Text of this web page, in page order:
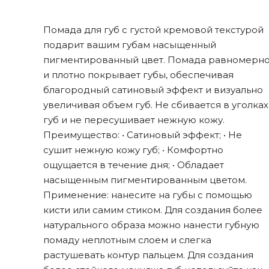
Помада для губ с густой кремовой текстурой
подарит вашим губам насыщенный
пигментированный цвет. Помада
и плотно покрывает губы, обеспечивая
благородный сатиновый эффект и визуально
увеличивая объем губ. Не сбивается в уголках
губ и не пересушивает нежную кожу.
Преимущество: • Сатиновый эффект; • Не
сушит нежную кожу губ; • Комфортно
ощущается в течение дня; • Обладает
насыщенным пигментированным цветом.
Применение: нанесите на губы с помощью
кисти или самим стиком. Для создания более
натурального образа можно нанести губную
помаду неплотным слоем и слегка
растушевать контур пальцем. Для создания